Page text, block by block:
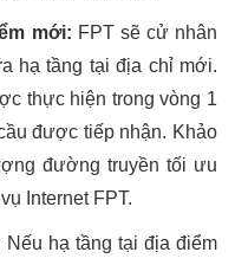
mới: FPT sẽ cử nhân
hạ tầng tại địa chỉ mới.
thực hiện trong vòng 1
được tiếp nhận. Khảo
đường truyền tối ưu
Internet FPT.
Nếu hạ tầng tại địa điểm